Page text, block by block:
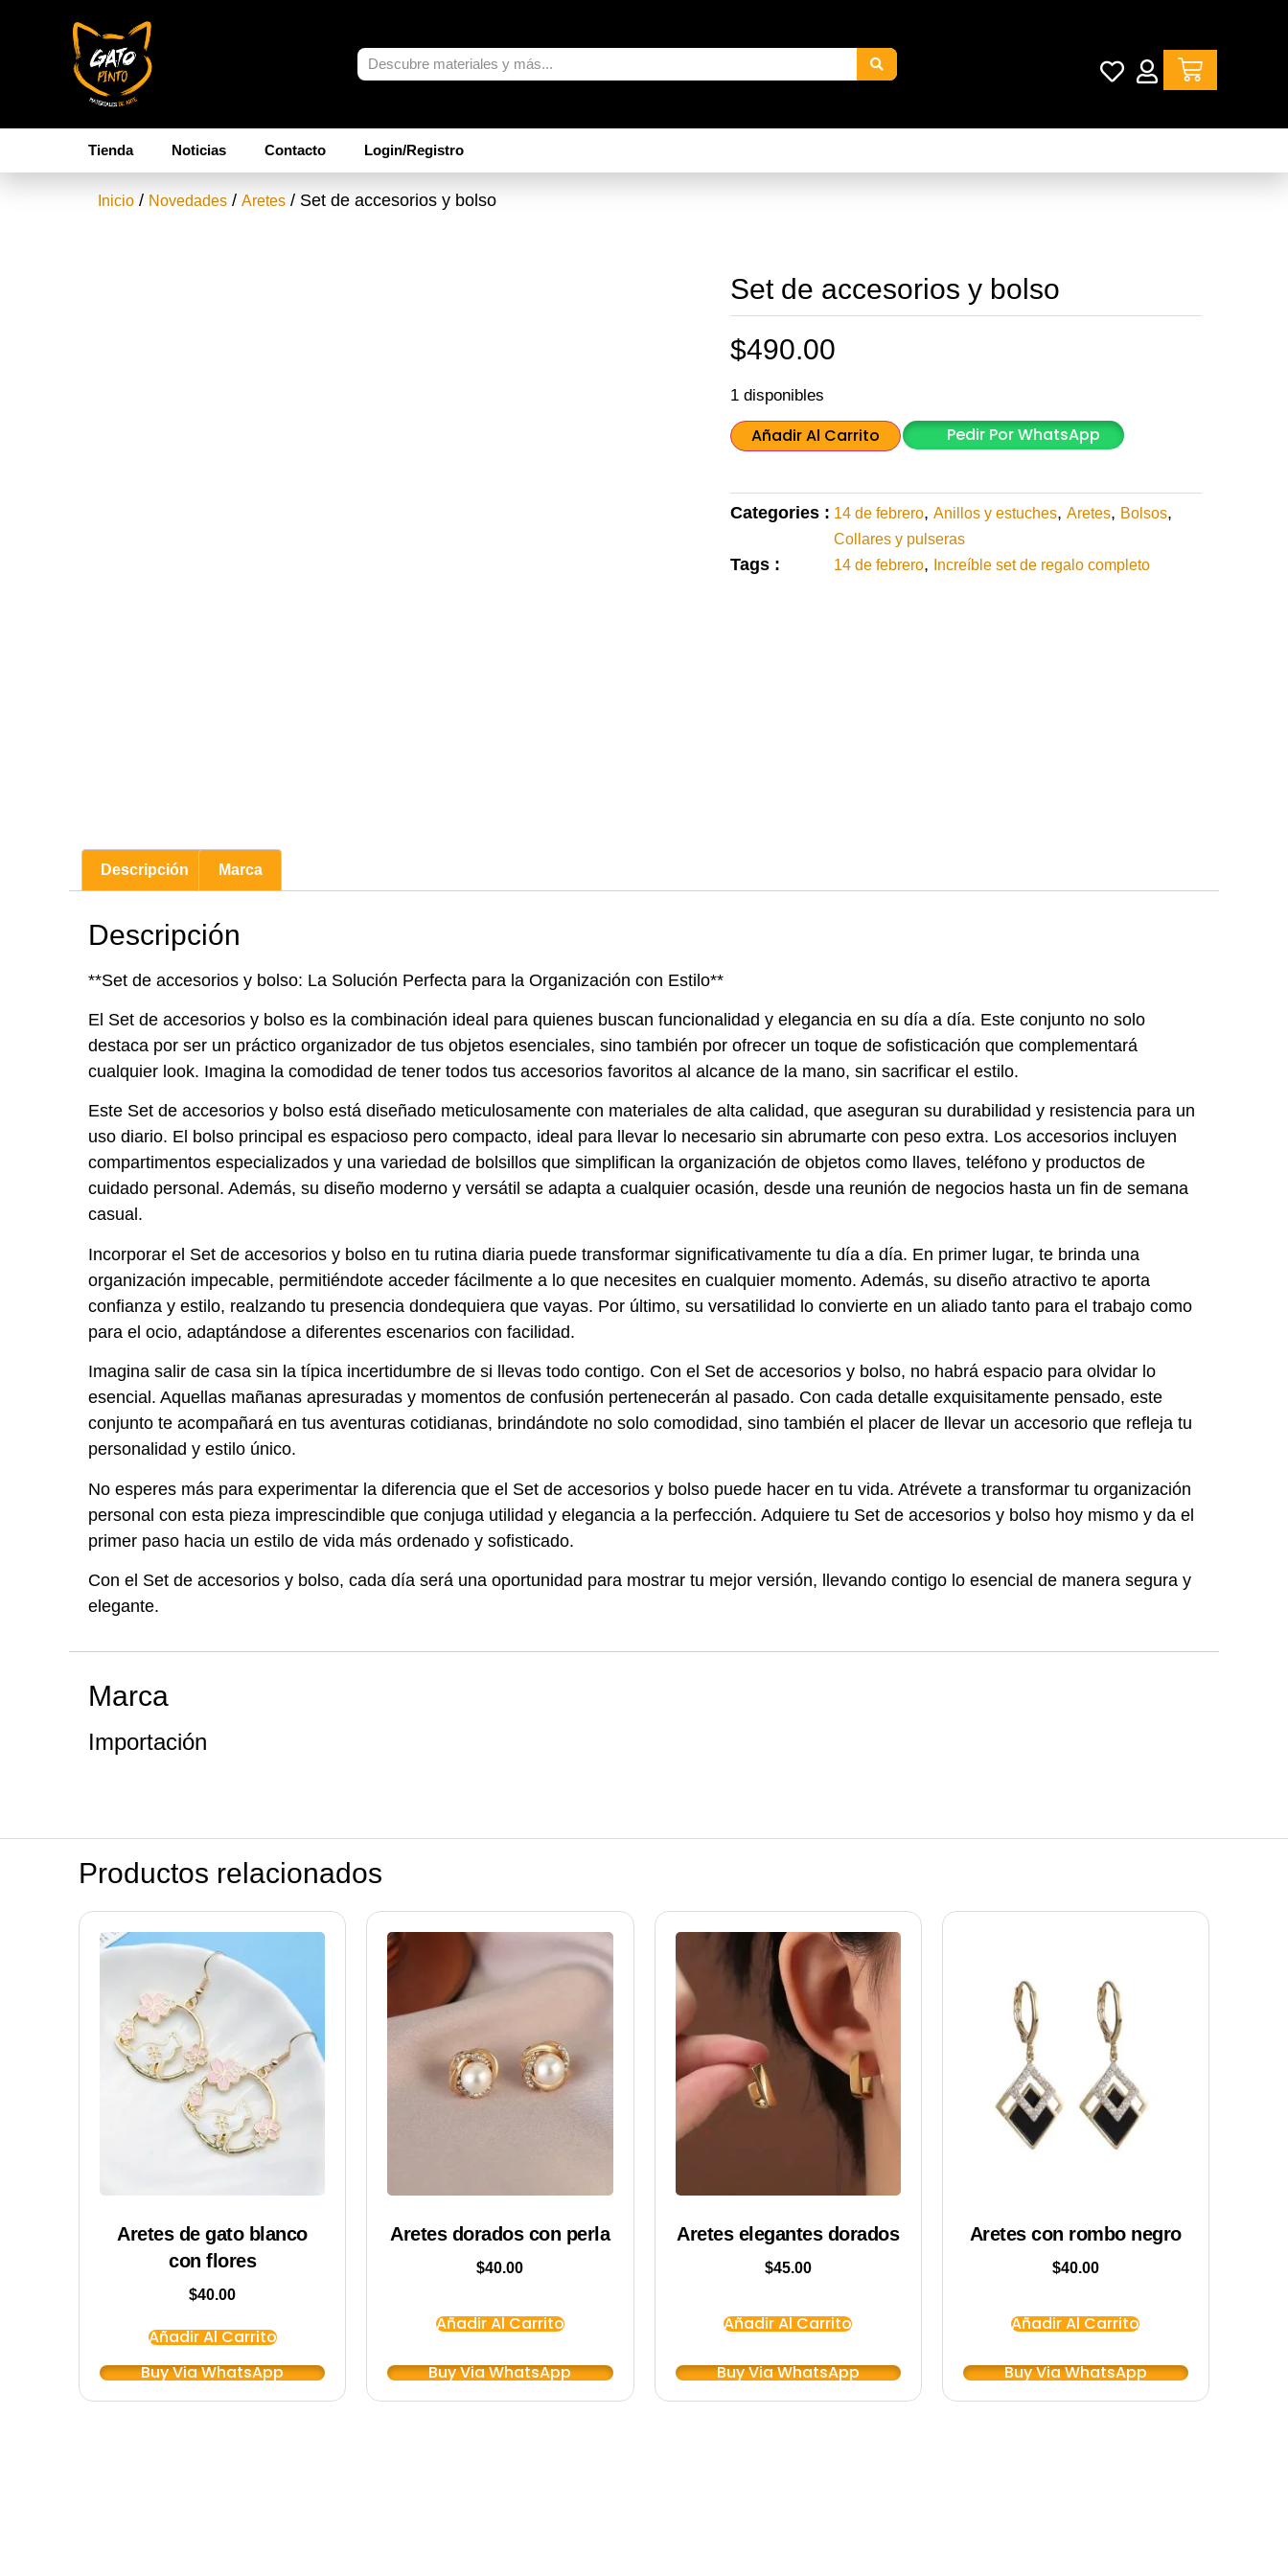
Tienda Noticias Contacto Login/Registro
Inicio / Novedades / Aretes / Set de accesorios y bolso
Set de accesorios y bolso
$490.00
1 disponibles
Añadir Al Carrito Pedir Por WhatsApp
Categories : 14 de febrero, Anillos y estuches, Aretes, Bolsos,
Collares y pulseras
Tags : 14 de febrero, Increíble set de regalo completo
Descripción Marca
Descripción
**Set de accesorios y bolso: La Solución Perfecta para la Organización con Estilo**
El Set de accesorios y bolso es la combinación ideal para quienes buscan funcionalidad y elegancia en su día a día. Este conjunto no solo
destaca por ser un práctico organizador de tus objetos esenciales, sino también por ofrecer un toque de sofisticación que complementará
cualquier look. Imagina la comodidad de tener todos tus accesorios favoritos al alcance de la mano, sin sacrificar el estilo.
Este Set de accesorios y bolso está diseñado meticulosamente con materiales de alta calidad, que aseguran su durabilidad y resistencia para un
uso diario. El bolso principal es espacioso pero compacto, ideal para llevar lo necesario sin abrumarte con peso extra. Los accesorios incluyen
compartimentos especializados y una variedad de bolsillos que simplifican la organización de objetos como llaves, teléfono y productos de
cuidado personal. Además, su diseño moderno y versátil se adapta a cualquier ocasión, desde una reunión de negocios hasta un fin de semana
casual.
Incorporar el Set de accesorios y bolso en tu rutina diaria puede transformar significativamente tu día a día. En primer lugar, te brinda una
organización impecable, permitiéndote acceder fácilmente a lo que necesites en cualquier momento. Además, su diseño atractivo te aporta
confianza y estilo, realzando tu presencia dondequiera que vayas. Por último, su versatilidad lo convierte en un aliado tanto para el trabajo como
para el ocio, adaptándose a diferentes escenarios con facilidad.
Imagina salir de casa sin la típica incertidumbre de si llevas todo contigo. Con el Set de accesorios y bolso, no habrá espacio para olvidar lo
esencial. Aquellas mañanas apresuradas y momentos de confusión pertenecerán al pasado. Con cada detalle exquisitamente pensado, este
conjunto te acompañará en tus aventuras cotidianas, brindándote no solo comodidad, sino también el placer de llevar un accesorio que refleja tu
personalidad y estilo único.
No esperes más para experimentar la diferencia que el Set de accesorios y bolso puede hacer en tu vida. Atrévete a transformar tu organización
personal con esta pieza imprescindible que conjuga utilidad y elegancia a la perfección. Adquiere tu Set de accesorios y bolso hoy mismo y da el
primer paso hacia un estilo de vida más ordenado y sofisticado.
Con el Set de accesorios y bolso, cada día será una oportunidad para mostrar tu mejor versión, llevando contigo lo esencial de manera segura y
elegante.
Marca
Importación
Productos relacionados
Aretes de gato blanco
con flores
$40.00
Añadir Al Carrito
Buy Via WhatsApp
Aretes dorados con perla
$40.00
Añadir Al Carrito
Buy Via WhatsApp
Aretes elegantes dorados
$45.00
Añadir Al Carrito
Buy Via WhatsApp
Aretes con rombo negro
$40.00
Añadir Al Carrito
Buy Via WhatsApp